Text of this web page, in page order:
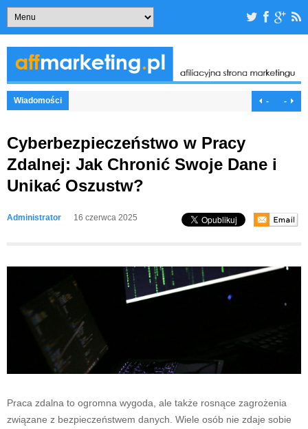
Wiadomości - -
Cyberbezpieczeństwo w Pracy
Zdalnej: Jak Chronić Swoje Dane i
Unikać Oszustw?
Administrator 16 czerwca 2025
Praca zdalna to ogromna wygoda, ale także rosnące zagrożenia
związane z bezpieczeństwem danych. Wiele osób nie zdaje sobie